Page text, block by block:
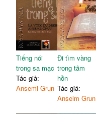
Tiếng nói
trong sa mạc
Tác giả:
Anseml Grun
Đi tìm vàng
trong tâm
hồn
Tác giả:
Anselm Grun